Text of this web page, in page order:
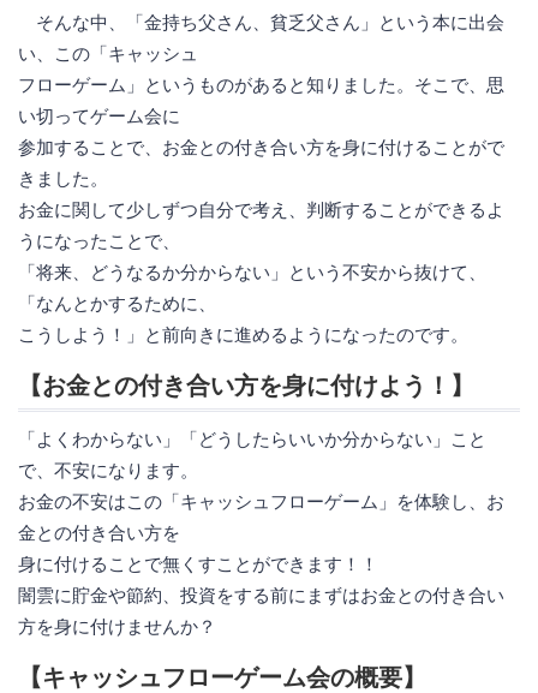
そんな中、「金持ち父さん、貧乏父さん」という本に出会
い、この「キャッシュ
フローゲーム」というものがあると知りました。そこで、思
い切ってゲーム会に
参加することで、お金との付き合い方を身に付けることがで
きました。
お金に関して少しずつ自分で考え、判断することができるよ
うになったことで、
「将来、どうなるか分からない」という不安から抜けて、
「なんとかするために、
こうしよう！」と前向きに進めるようになったのです。
【お金との付き合い方を身に付けよう！】
「よくわからない」「どうしたらいいか分からない」こと
で、不安になります。
お金の不安はこの「キャッシュフローゲーム」を体験し、お
金との付き合い方を
身に付けることで無くすことができます！！
闇雲に貯金や節約、投資をする前にまずはお金との付き合い
方を身に付けませんか？
【キャッシュフローゲーム会の概要】